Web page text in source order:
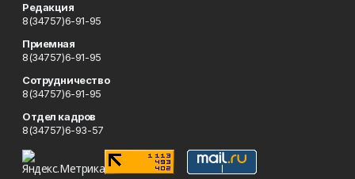
Редакция
8(34757)6-91-95
Приемная
8(34757)6-91-95
Сотрудничество
8(34757)6-91-95
Отдел кадров
8(34757)6-93-57